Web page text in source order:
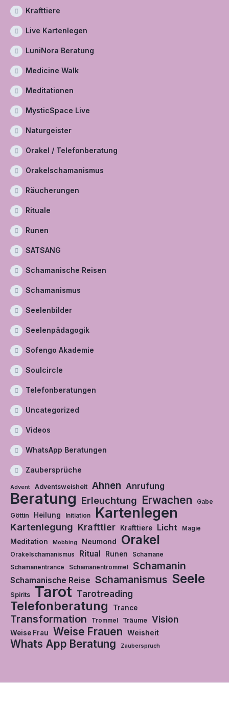
Krafttiere
Live Kartenlegen
LuniNora Beratung
Medicine Walk
Meditationen
MysticSpace Live
Naturgeister
Orakel / Telefonberatung
Orakelschamanismus
Räucherungen
Rituale
Runen
SATSANG
Schamanische Reisen
Schamanismus
Seelenbilder
Seelenpädagogik
Sofengo Akademie
Soulcircle
Telefonberatungen
Uncategorized
Videos
WhatsApp Beratungen
Zaubersprüche
Advent Adventsweisheit Ahnen Anrufung
Beratung Erleuchtung Erwachen Gabe
Göttin Heilung Initiation Kartenlegen
Kartenlegung Krafttier Krafttiere Licht Magie
Meditation Mobbing Neumond Orakel
Orakelschamanismus Ritual Runen
Schamane
Schamanentrance
Schamanentrommel Schamanin
Schamanische Reise Schamanismus Seele
Spirits Tarot Tarotreading
Telefonberatung Trance
Transformation Trommel Träume Vision
Weise Frau Weise Frauen Weisheit
Whats App Beratung Zauberspruch